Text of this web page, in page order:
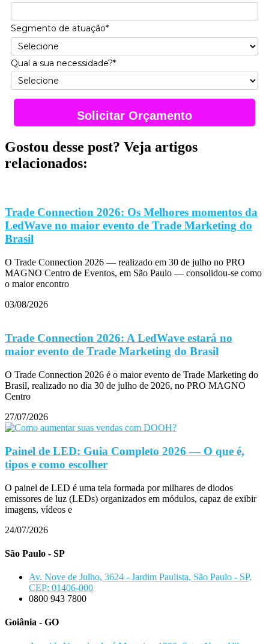
Segmento de atuação*
Qual a sua necessidade?*
Solicitar Orçamento
Gostou desse post? Veja artigos
relacionados:
Trade Connection 2026: Os Melhores momentos da
LedWave no maior evento de Trade Marketing do
Brasil
O Trade Connection 2026 — realizado em 30 de julho no PRO
MAGNO Centro de Eventos, em São Paulo — consolidou-se como
o maior encontro
03/08/2026
Trade Connection 2026: A LedWave estará no
maior evento de Trade Marketing do Brasil
O Trade Connection 2026 é o maior evento de Trade Marketing do
Brasil, realizado no dia 30 de julho de 2026, no PRO MAGNO
Centro
27/07/2026
Painel de LED: Guia Completo 2026 — O que é,
tipos e como escolher
O painel de LED é uma tela formada por milhares de diodos
emissores de luz (LEDs) organizados em módulos, capaz de exibir
imagens, vídeos e
24/07/2026
São Paulo - SP
Av. Nove de Julho, 3624 - Jardim Paulista, São Paulo - SP,
CEP: 01406-000
0800 943 7800
Goiânia - GO